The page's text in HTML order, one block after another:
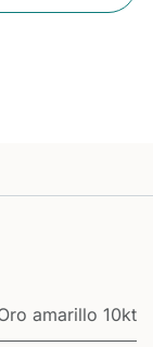
amarillo 10kt